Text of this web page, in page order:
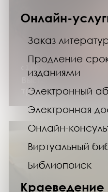
Онлайн-
Заказ
Продление
изданиями
Электронный
Электронная
Онлайн-
Виртуальный
Библиопоиск
Краеведение
Выставка изданий
трилогии»